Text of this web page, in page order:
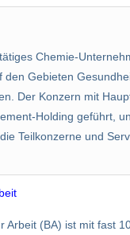
28,9
Chemie-
den Gebieten
Der Konzern mit
Holding geführt,
Teilkonzerne und
Arbeit (BA) ist mit fast